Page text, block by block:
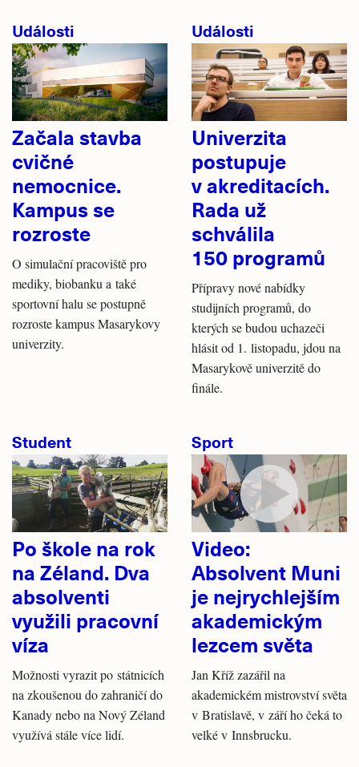
Události
Začala stavba
cvičné
nemocnice.
Kampus se
rozroste
O simulační pracoviště pro
mediky, biobanku a také
sportovní halu se postupně
rozroste kampus Masarykovy
univerzity.
Události
Univerzita
postupuje
v akreditacích.
Rada už
schválila
150 programů
Přípravy nové nabídky
studijních programů, do
kterých se budou uchazeči
hlásit od 1. listopadu, jdou na
Masarykově univerzitě do
finále.
Student
Po škole na rok
na Zéland. Dva
absolventi
využili pracovní
víza
Možnosti vyrazit po státnicích
na zkoušenou do zahraničí do
Kanady nebo na Nový Zéland
využívá stále více lidí.
Sport
Video:
Absolvent Muni
je nejrychlejším
akademickým
lezcem světa
Jan Kříž zazářil na
akademickém mistrovství světa
v Bratislavě, v září ho čeká to
velké v Innsbrucku.